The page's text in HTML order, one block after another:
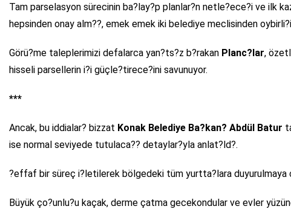
Tam parselasyon sürecinin ba?lay?p planlar?n netle?ece?i ve ilk
hepsinden onay alm??, emek emek iki belediye meclisinden
Görü?me taleplerimizi defalarca yan?ts?z b?rakan Planc?lar,
hisseli parsellerin i?i güçle?tirece?ini savunuyor.
***
Ancak, bu iddialar? bizzat Konak Belediye Ba?kan? Abdül Batur
ise normal seviyede tutulaca?? detaylar?yla anlat?ld?.
?effaf bir süreç i?letilerek bölgedeki tüm yurtta?lara duyurulmaya
Büyük ço?unlu?u kaçak, derme çatma gecekondular ve evler